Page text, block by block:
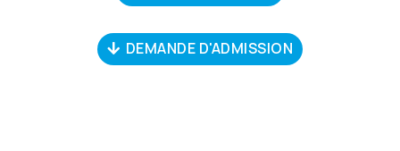
DEMANDE D'ADMISSION